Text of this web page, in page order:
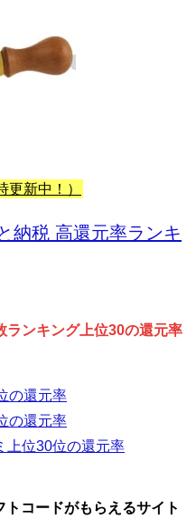
新中！）
納税 高還元率ランキ
ンキング上位30の還元率
の還元率
の還元率
上位30位の還元率
コードがもらえるサイト